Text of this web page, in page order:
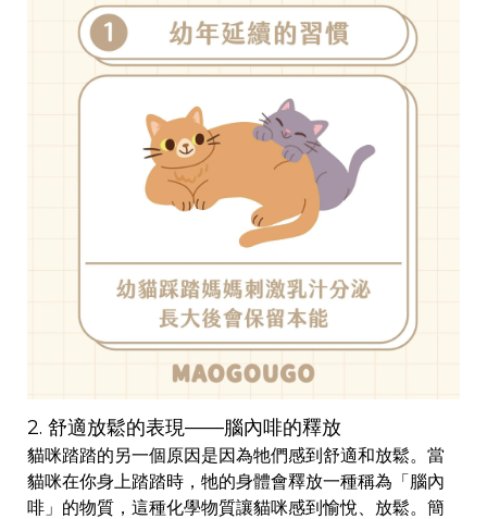
2. 舒適放鬆的表現——腦內啡的釋放
貓咪踏踏的另一個原因是因為牠們感到舒適和放鬆。當
貓咪在你身上踏踏時，牠的身體會釋放一種稱為「腦內
啡」的物質，這種化學物質讓貓咪感到愉悅、放鬆。簡